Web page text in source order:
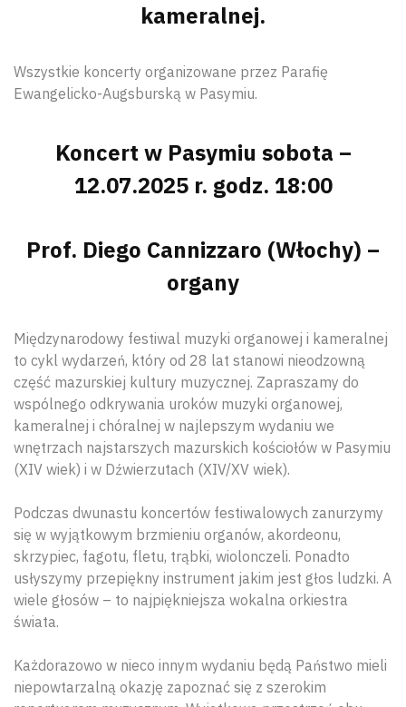
kameralnej.
Wszystkie koncerty organizowane przez Parafię
Ewangelicko-Augsburską w Pasymiu.
Koncert w Pasymiu sobota –
12.07.2025 r. godz. 18:00
Prof. Diego Cannizzaro (Włochy) –
organy
Międzynarodowy festiwal muzyki organowej i kameralnej
to cykl wydarzeń, który od 28 lat stanowi nieodzowną
część mazurskiej kultury muzycznej. Zapraszamy do
wspólnego odkrywania uroków muzyki organowej,
kameralnej i chóralnej w najlepszym wydaniu we
wnętrzach najstarszych mazurskich kościołów w Pasymiu
(XIV wiek) i w Dźwierzutach (XIV/XV wiek).
Podczas dwunastu koncertów festiwalowych zanurzymy
się w wyjątkowym brzmieniu organów, akordeonu,
skrzypiec, fagotu, fletu, trąbki, wiolonczeli. Ponadto
usłyszymy przepiękny instrument jakim jest głos ludzki. A
wiele głosów – to najpiękniejsza wokalna orkiestra
świata.
Każdorazowo w nieco innym wydaniu będą Państwo mieli
niepowtarzalną okazję zapoznać się z szerokim